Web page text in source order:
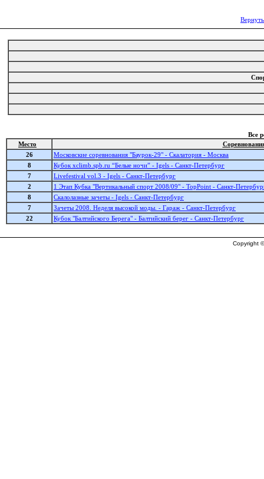
Все
Место
26
Московские соревнования "Баурок-29" - Скалатория - Москва
8
Кубок xclimb.spb.ru “Белые ночи” - Igels - Санкт-Петербург
7
Livefestival vol.3 - Igels - Санкт-Петербург
2
1 Этап Кубка "Вертикальный спорт 2008/09" - TopPoint - Санкт-
8
Скалолазные зачеты - Igels - Санкт-Петербург
7
Зачеты 2008. Неделя высокой моды. - Гараж - Санкт-Петербург
22
Кубок "Балтийского Берега" - Балтийский берег - Санкт-Петербург
Copyright